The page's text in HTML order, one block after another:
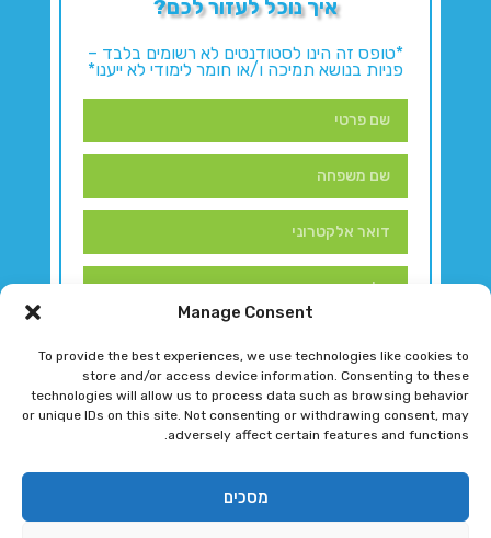
Manage Consent
To provide the best experiences, we use technologies like cookies to
store and/or access device information. Consenting to these
technologies will allow us to process data such as browsing behavior
or unique IDs on this site. Not consenting or withdrawing consent, may
adversely affect certain features and functions.
מסכים
איך נוכל לעזור לכם?
*טופס זה הינו לסטודנטים לא רשומים בלבד –
פניות בנושא תמיכה ו/או חומר לימודי לא ייענו*